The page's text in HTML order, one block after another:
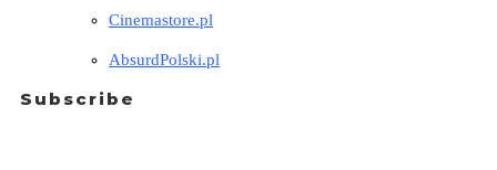
Cinemastore.pl
AbsurdPolski.pl
Subscribe